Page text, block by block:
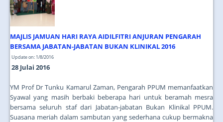
MAJLIS JAMUAN HARI RAYA AIDILFITRI ANJURAN PENGARAH
BERSAMA JABATAN-JABATAN BUKAN KLINIKAL 2016
Update on: 1/8/2016
28 Julai 2016
YM Prof Dr Tunku Kamarul Zaman, Pengarah PPUM memanfaatkan
Syawal yang masih berbaki beberapa hari untuk beramah mesra
bersama seluruh staf dari Jabatan-jabatan Bukan Klinikal PPUM.
Suasana meriah dalam sambutan yang sederhana cukup bermakna